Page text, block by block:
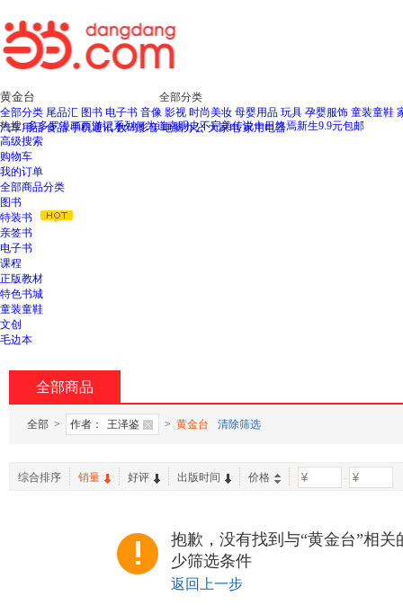
全部分类
全部分类 尾品汇 图书 电子书 音像 影视 时尚美妆 母婴用品 玩具 孕婴服饰 童装童鞋
汽车用品 食品 手机通讯 数码影音 电脑办公 大家电 家用电器
热搜:多多罗漫画西游记系列何为道南明史不完美传说十日终焉新生9.9元包邮
高级搜索
购物车
我的订单
全部商品分类
图书
特装书
亲签书
电子书
课程
正版教材
特色书城
童装童鞋
文创
毛边本
全部商品
全部 > 作者： 王泽鉴 > 黄金台 清除筛选
综合排序 销量 好评 出版时间 价格 -
抱歉，没有找到与“黄金台”相
少筛选条件
返回上一步